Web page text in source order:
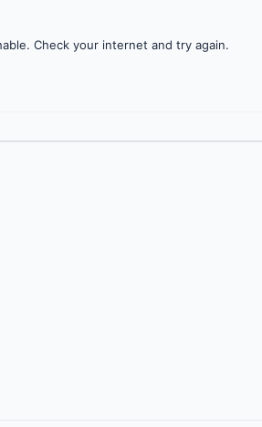
Check your internet and try again.